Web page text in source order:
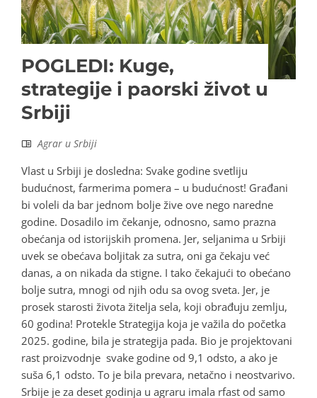
POGLEDI: Kuge,
strategije i paorski život u
Srbiji
Agrar u Srbiji
Vlast u Srbiji je dosledna: Svake godine svetliju
budućnost, farmerima pomera – u budućnost! Građani
bi voleli da bar jednom bolje žive ove nego naredne
godine. Dosadilo im čekanje, odnosno, samo prazna
obećanja od istorijskih promena. Jer, seljanima u Srbiji
uvek se obećava boljitak za sutra, oni ga čekaju već
danas, a on nikada da stigne. I tako čekajući to obećano
bolje sutra, mnogi od njih odu sa ovog sveta. Jer, je
prosek starosti života žitelja sela, koji obrađuju zemlju,
60 godina! Protekle Strategija koja je važila do početka
2025. godine, bila je strategija pada. Bio je projektovani
rast proizvodnje svake godine od 9,1 odsto, a ako je
suša 6,1 odsto. To je bila prevara, netačno i neostvarivo.
Srbije je za deset godinja u agraru imala rfast od samo